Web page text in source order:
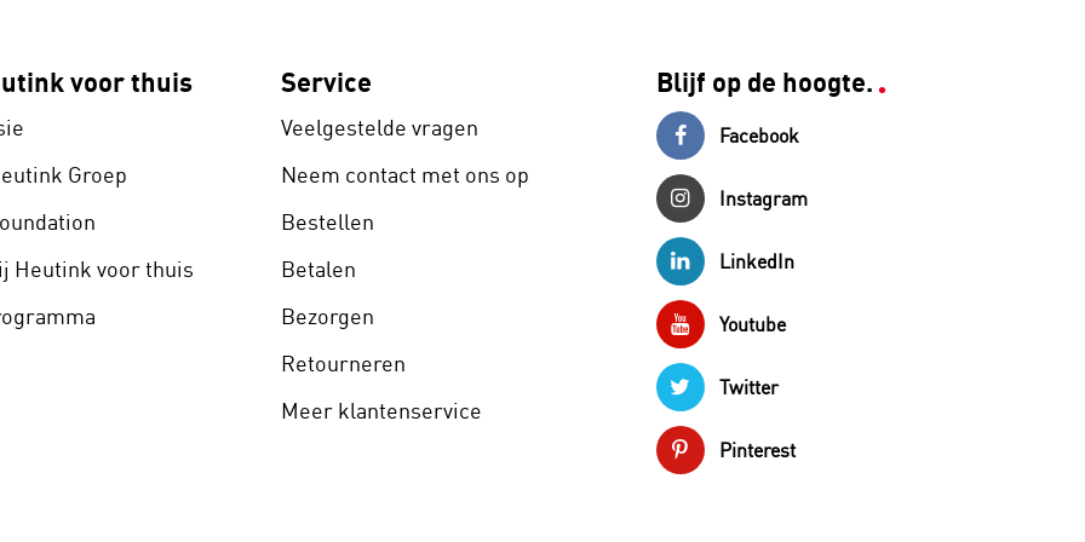
voor thuis
Groep
Heutink voor thuis
Service
Veelgestelde vragen
Neem contact met ons op
Bestellen
Betalen
Bezorgen
Retourneren
Meer klantenservice
Blijf op de hoogte.
Facebook
Instagram
LinkedIn
Youtube
Twitter
Pinterest